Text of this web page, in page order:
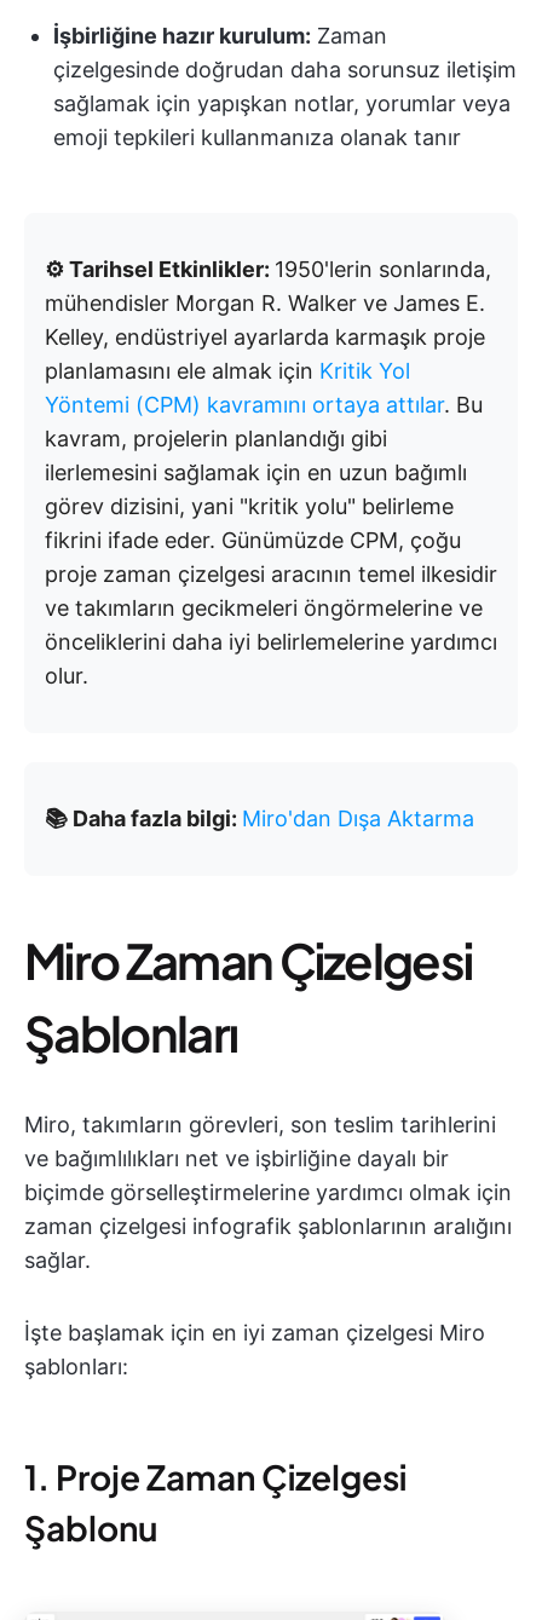
İşbirliğine hazır kurulum: Zaman
çizelgesinde doğrudan daha sorunsuz iletişim
sağlamak için yapışkan notlar, yorumlar veya
emoji tepkileri kullanmanıza olanak tanır
⚙️ Tarihsel Etkinlikler: 1950'lerin sonlarında,
mühendisler Morgan R. Walker ve James E.
Kelley, endüstriyel ayarlarda karmaşık proje
planlamasını ele almak için Kritik Yol
Yöntemi (CPM) kavramını ortaya attılar. Bu
kavram, projelerin planlandığı gibi
ilerlemesini sağlamak için en uzun bağımlı
görev dizisini, yani "kritik yolu" belirleme
fikrini ifade eder. Günümüzde CPM, çoğu
proje zaman çizelgesi aracının temel ilkesidir
ve takımların gecikmeleri öngörmelerine ve
önceliklerini daha iyi belirlemelerine yardımcı
olur.
📚 Daha fazla bilgi: Miro'dan Dışa Aktarma
Miro Zaman Çizelgesi
Şablonları
Miro, takımların görevleri, son teslim tarihlerini
ve bağımlılıkları net ve işbirliğine dayalı bir
biçimde görselleştirmelerine yardımcı olmak için
zaman çizelgesi infografik şablonlarının aralığını
sağlar.
İşte başlamak için en iyi zaman çizelgesi Miro
şablonları:
1. Proje Zaman Çizelgesi
Şablonu